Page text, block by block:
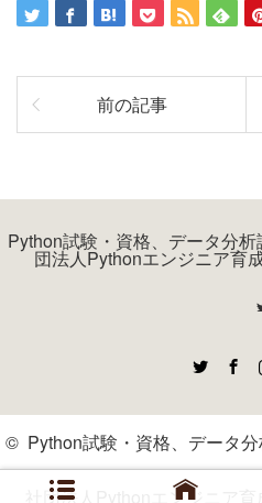
前の記事
Python試験・資格、データ分
団法人Pythonエンジニア育
RSS
© Python試験・資格、データ
社団法人Pythonエンジニア